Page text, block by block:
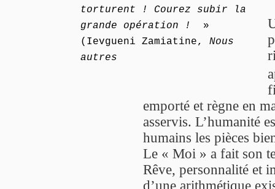
torturent ! Courez subir la
grande opération !
»
(Ievgueni Zamiatine, Nous
autres
emporté et règne en
asservis. L’humanité
humains les pièces
Le « Moi » a fait son
Rêve, personnalité et
d’une arithmétique